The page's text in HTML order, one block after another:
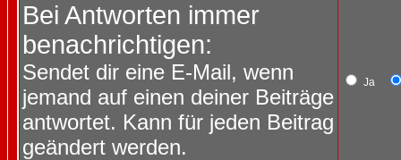
Bei Antworten immer
benachrichtigen:
Sendet dir eine E-Mail, wenn
jemand auf einen deiner Beiträge
antwortet. Kann für jeden Beitrag
geändert werden.
Ja